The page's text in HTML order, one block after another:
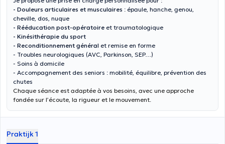
- Douleurs articulaires et musculaires : épaule, hanche, genou,
cheville, dos, nuque
- Rééducation post-opératoire et traumatologique
- Kinésithérapie du sport
- Reconditionnement général et remise en forme
- Troubles neurologiques (AVC, Parkinson, SEP…)
- Soins à domicile
- Accompagnement des seniors : mobilité, équilibre, prévention des
chutes
Chaque séance est adaptée à vos besoins, avec une approche
fondée sur l’écoute, la rigueur et le mouvement.
Praktijk 1